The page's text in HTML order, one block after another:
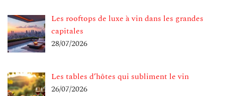
Les rooftops de luxe à vin dans les grandes
capitales
28/07/2026
Les tables d’hôtes qui subliment le vin
26/07/2026